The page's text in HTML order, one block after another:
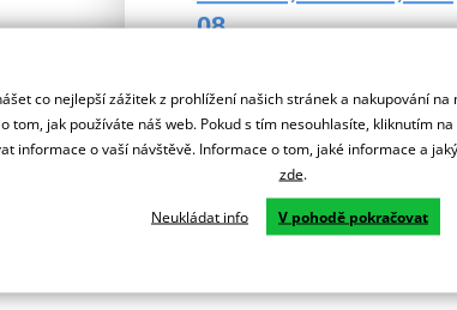
tu
08
So (9-14)
+420 731 653 306
Více informací o prodejně
co nejlepší zážitek z prohlížení našich stránek a nakupování
tom, jak používáte náš web. Pokud s tím nesouhlasíte, kliknutím
informace o vaší návštěvě. Informace o tom, jaké informace a
zde.
Neukládat info V pohodě pokračovat